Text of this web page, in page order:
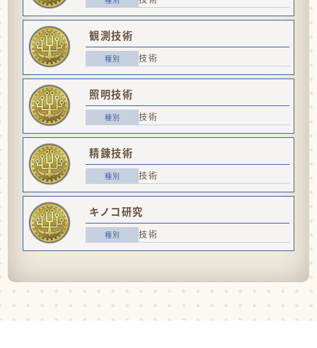
観測技術
技術
照明技術
技術
精錬技術
技術
キノコ研究
技術